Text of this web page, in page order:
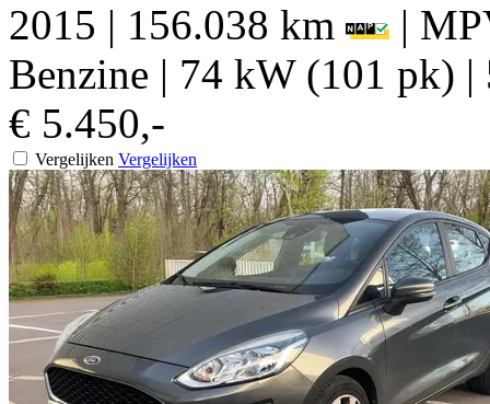
2015 | 156.038 km |
Benzine | 74 kW (101 pk) |
€ 5.450,-
Vergelijken Vergelijken